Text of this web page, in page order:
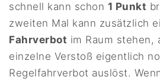
schnell kann schon 1 Punkt
zweiten Mal kann zusätzlich
Fahrverbot im Raum stehen,
einzelne Verstoß eigentlich
Regelfahrverbot auslöst.